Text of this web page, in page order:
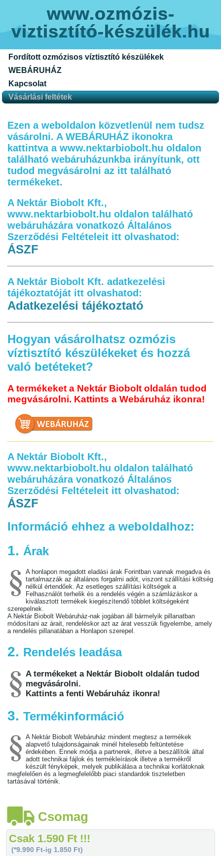
www.ozmózis-
viztisztító-készülék.hu
Fordított ozmózisos víztisztító készülékek
WEBÁRUHÁZ
Kapcsolat
Vásárlási feltétek
Ezen a weboldalon közvetlenül nem tudsz
vásárolni. A WEBÁRUHÁZ ikonokra
kattintva a www.nektarbiobolt.hu oldalon
található webáruházunkba irányítunk, ott
tudod megvásárolni az itt található
termékeket.
A Nektár Biobolt Kft.,
www.nektarbiobolt.hu oldalon található
webáruházára vonatkozó Általános
Szerződési Feltételeit itt olvashatod:
ÁSZF
A Nektár Biobolt Kft. adatkezelési
tájékoztatóját itt olvashatod:
Adatkezelési tájékoztató
Hogyan vásárolhatsz ozmózis
víztisztító készülékeket és hozzá
való betéteket?
A termékeket a Nektár Biobolt oldalán tudod
megvásárolni. Kattints a Webáruház ikonra!
A Nektár Biobolt Kft.,
www.nektarbiobolt.hu oldalon található
webáruházára vonatkozó Általános
Szerződési Feltételeit itt olvashatod:
ÁSZF
Információ ehhez a weboldalhoz:
1.Árak
A honlapon megadott eladási árak Forintban vannak megadva és
tartalmazzák az általános forgalmi adót, viszont szállítási költség
nélkül értendőek. Az esetleges szállítási költségek a
Felhasználót terhelik és a rendelés végén a számlázáskor a
kiválasztott termékek kiegészítendő többlet költségeként
szerepelnek.
A Nektár Biobolt Webáruház-nak jogában áll bármelyik pillanatban
módosítani az árait, rendeléskor azt az árat vesszük figyelembe, amely
a rendelés pillanatában a Honlapon szerepel.
2. Rendelés leadása
A termékeket a Nektár Biobolt oldalán tudod
megvásárolni.
Kattints a fenti Webáruház ikonra!
3.Termékinformáció
A Nektár Biobolt Webáruház mindent megtesz a termékek
alapvető tulajdonságainak minél hitelesebb feltüntetése
érdekében. Ennek módja a partnerek, illetve a beszállítók által
adott technikai fájlok és termékleírások illetve a termékről
készült fényképek, melyek publikálása a technikai korlátoknak
megfelelően és a legmegfelelőbb piaci standardok tiszteletben
tartásával történik.
Csomag
Csak 1.590 Ft !!!
(*9.990 Ft-ig 1.850 Ft)